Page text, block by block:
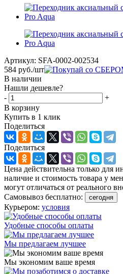
Артикул: SFA-0002-002534
584 руб./шт
В наличии
Нашли дешевле?
-
+
В корзину
Купить в 1 клик
Поделиться
Поделиться
Цена действительна только для
наличие и стоимость товара у
могут отличаться от реального
Самовывоз бесплатно:
сегодня
Курьером: условия
Удобные способы оплаты
Мы предлагаем лучшее
Мы экономим ваше время